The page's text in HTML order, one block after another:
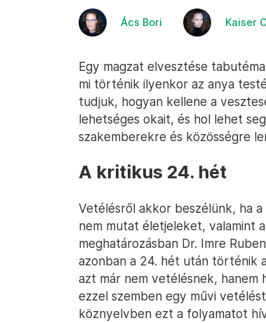
Ács Bori Kaiser
Egy magzat elvesztése
mi történik ilyenkor az anya
tudjuk, hogyan kellene a
lehetséges okait, és hol lehet
szakemberekre és közösségre
A kritikus 24. hét
Vetélésről akkor beszélünk, ha
nem mutat életjeleket, valamint
meghatározásban Dr. Imre
azonban a 24. hét után történik
azt már nem vetélésnek, hanem
ezzel szemben egy művi
köznyelvben ezt a folyamatot